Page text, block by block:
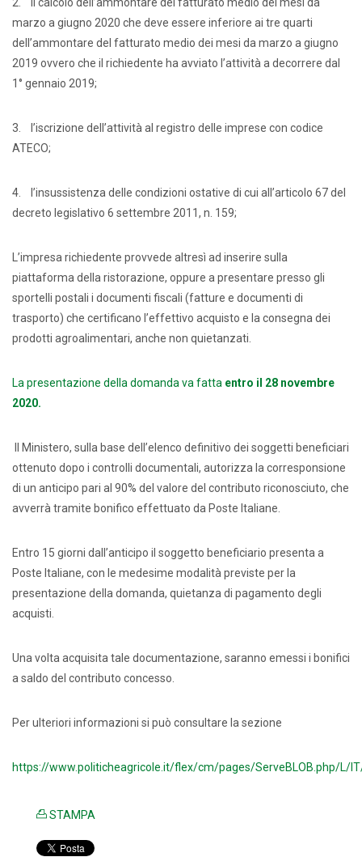
marzo a giugno 2020 che deve essere inferiore ai tre quarti
dell’ammontare del fatturato medio dei mesi da marzo a giugno
2019 ovvero che il richiedente ha avviato l’attività a decorrere dal
1° gennaio 2019;
3. l’iscrizione dell’attività al registro delle imprese con codice
ATECO;
4. l’insussistenza delle condizioni ostative di cui all’articolo 67 del
decreto legislativo 6 settembre 2011, n. 159;
L’impresa richiedente provvede altresì ad inserire sulla
piattaforma della ristorazione, oppure a presentare presso gli
sportelli postali i documenti fiscali (fatture e documenti di
trasporto) che certificano l’effettivo acquisto e la consegna dei
prodotti agroalimentari, anche non quietanzati.
La presentazione della domanda va fatta entro il 28 novembre
2020.
Il Ministero, sulla base dell’elenco definitivo dei soggetti beneficiari
ottenuto dopo i controlli documentali, autorizza la corresponsione
di un anticipo pari al 90% del valore del contributo riconosciuto, che
avverrà tramite bonifico effettuato da Poste Italiane.
Entro 15 giorni dall’anticipo il soggetto beneficiario presenta a
Poste Italiane, con le medesime modalità previste per la
presentazione della domanda, quietanza di pagamento degli
acquisti.
Una volta acquisita tale documentazione, saranno emessi i bonifici
a saldo del contributo concesso.
Per ulteriori informazioni si può consultare la sezione
https://www.politicheagricole.it/flex/cm/pages/ServeBLOB.php/L/
STAMPA